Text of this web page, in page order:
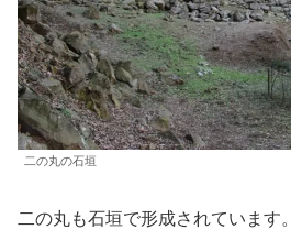
二の丸の石垣
二の丸も石垣で形成されています。